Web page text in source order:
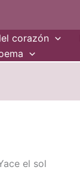
corazón
el sol